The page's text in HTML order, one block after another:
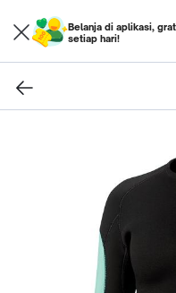
Belanja di aplikasi,
setiap hari!